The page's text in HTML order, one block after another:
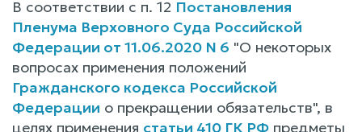
В соответствии с п. 12 Постановления
Пленума Верховного Суда Российской
Федерации от 11.06.2020 N 6 "О некоторых
вопросах применения положений
Гражданского кодекса Российской
Федерации о прекращении обязательств", в
целях применения статьи 410 ГК РФ предметы